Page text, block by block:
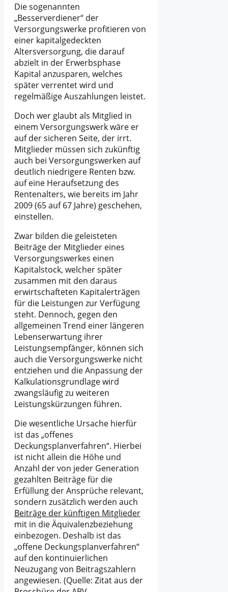
Die sogenannten
„Besserverdiener“ der
Versorgungswerke profitieren von
einer kapitalgedeckten
Altersversorgung, die darauf
abzielt in der Erwerbsphase
Kapital anzusparen, welches
später verrentet wird und
regelmäßige Auszahlungen leistet.
Doch wer glaubt als Mitglied in
einem Versorgungswerk wäre er
auf der sicheren Seite, der irrt.
Mitglieder müssen sich zukünftig
auch bei Versorgungswerken auf
deutlich niedrigere Renten bzw.
auf eine Heraufsetzung des
Rentenalters, wie bereits im Jahr
2009 (65 auf 67 Jahre) geschehen,
einstellen.
Zwar bilden die geleisteten
Beiträge der Mitglieder eines
Versorgungswerkes einen
Kapitalstock, welcher später
zusammen mit den daraus
erwirtschafteten Kapitalerträgen
für die Leistungen zur Verfügung
steht. Dennoch, gegen den
allgemeinen Trend einer längeren
Lebenserwartung ihrer
Leistungsempfänger, können sich
auch die Versorgungswerke nicht
entziehen und die Anpassung der
Kalkulationsgrundlage wird
zwangsläufig zu weiteren
Leistungskürzungen führen.
Die wesentliche Ursache hierfür
ist das „offenes
Deckungsplanverfahren“. Hierbei
ist nicht allein die Höhe und
Anzahl der von jeder Generation
gezahlten Beiträge für die
Erfüllung der Ansprüche relevant,
sondern zusätzlich werden auch
Beiträge der künftigen Mitglieder
mit in die Äquivalenzbeziehung
einbezogen. Deshalb ist das
„offene Deckungsplanverfahren“
auf den kontinuierlichen
Neuzugang von Beitragszahlern
angewiesen. (Quelle: Zitat aus der